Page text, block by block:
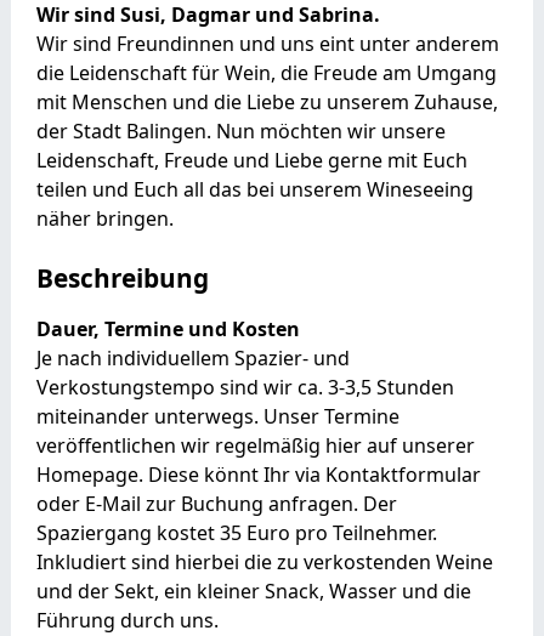
Wir sind Susi, Dagmar und Sabrina.
Wir sind Freundinnen und uns eint unter anderem
die Leidenschaft für Wein, die Freude am Umgang
mit Menschen und die Liebe zu unserem Zuhause,
der Stadt Balingen. Nun möchten wir unsere
Leidenschaft, Freude und Liebe gerne mit Euch
teilen und Euch all das bei unserem Wineseeing
näher bringen.
Beschreibung
Dauer, Termine und Kosten
Je nach individuellem Spazier- und
Verkostungstempo sind wir ca. 3-3,5 Stunden
miteinander unterwegs. Unser Termine
veröffentlichen wir regelmäßig hier auf unserer
Homepage. Diese könnt Ihr via Kontaktformular
oder E-Mail zur Buchung anfragen. Der
Spaziergang kostet 35 Euro pro Teilnehmer.
Inkludiert sind hierbei die zu verkostenden Weine
und der Sekt, ein kleiner Snack, Wasser und die
Führung durch uns.